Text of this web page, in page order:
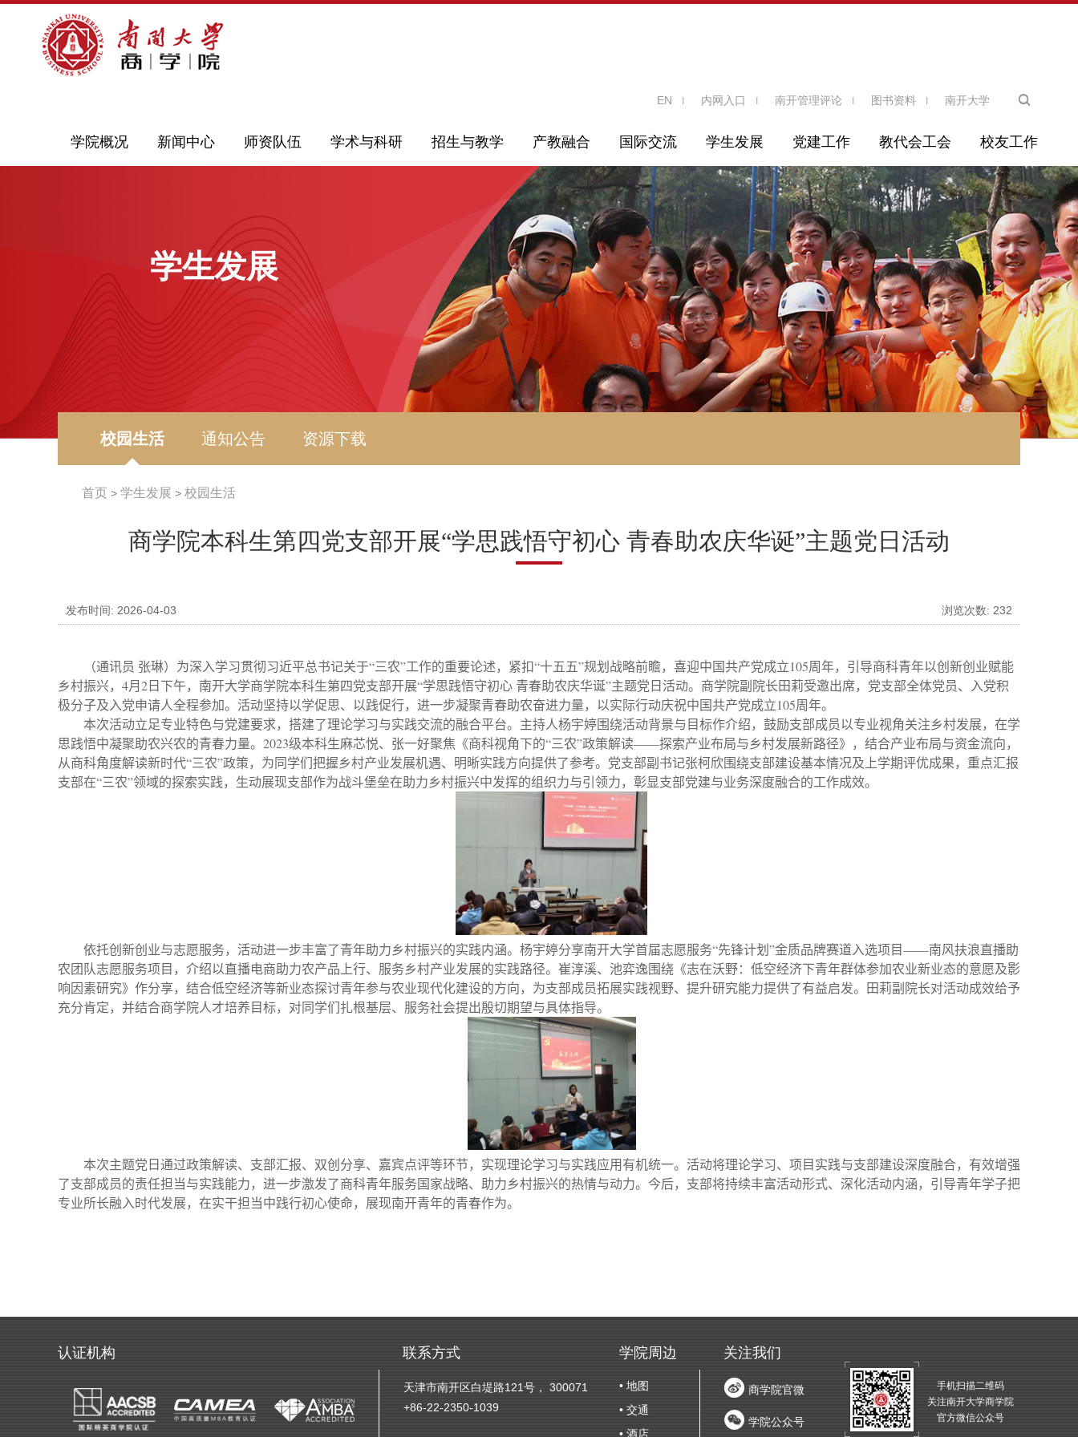
EN 内网入口 南开管理评论 图书资料 南开大学
学院概况 新闻中心 师资队伍 学术与科研 招生与教学 产教融合 国际交流 学生发展 党建工作 教代会工会 校友工作
学生发展
校园生活 通知公告 资源下载
首页 学生发展 校园生活
商学院本科生第四党支部开展“学思践悟守初心 青春助农庆华诞”主题党日活动
发布时间: 2026-04-03 浏览次数: 232
（通讯员 张琳）为深入学习贯彻习近平总书记关于“三农”工作的重要论述，紧扣“十五五”规划战略前瞻，喜迎中国共产党成立105周年，引导商科青年以创新创业赋能
乡村振兴， 4月2日下午，南开大学商学院本科生第四党支部开展“学思践悟守初心 青春助农庆华诞”主题党日活动。商学院副院长田莉受邀出席，党支部全体党员、入党积
极分子及入党申请人全程参加。活动坚持以学促思、以践促行，进一步凝聚青春助农奋进力量，以实际行动庆祝中国共产党成立105周年。
本次活动立足专业特色与党建要求，搭建了理论学习与实践交流的融合平台。主持人杨宇婷围绕活动背景与目标作介绍，鼓励支部成员以专业视角关注乡村发展，在学
思践悟中凝聚助农兴农的青春力量。 2023级本科生麻芯悦、张一好聚焦《商科视角下的“三农”政策解读——探索产业布局与乡村发展新路径》，结合产业布局与资金流向，
从商科角度解读新时代“三农”政策，为同学们把握乡村产业发展机遇、明晰实践方向提供了参考。党支部副书记张柯欣围绕支部建设基本情况及上学期评优成果，重点汇报
支部在“三农”领域的探索实践，生动展现支部作为战斗堡垒在助力乡村振兴中发挥的组织力与引领力，彰显支部党建与业务深度融合的工作成效。
依托创新创业与志愿服务，活动进一步丰富了青年助力乡村振兴的实践内涵。杨宇婷分享南开大学首届志愿服务“先锋计划”金质品牌赛道入选项目——南风扶浪直播助
农团队志愿服务项目，介绍以直播电商助力农产品上行、服务乡村产业发展的实践路径。崔淳溪、池弈逸围绕《志在沃野：低空经济下青年群体参加农业新业态的意愿及影
响因素研究》作分享，结合低空经济等新业态探讨青年参与农业现代化建设的方向，为支部成员拓展实践视野、提升研究能力提供了有益启发。田莉副院长对活动成效给予
充分肯定，并结合商学院人才培养目标，对同学们扎根基层、服务社会提出殷切期望与具体指导。
本次主题党日通过政策解读、支部汇报、双创分享、嘉宾点评等环节，实现理论学习与实践应用有机统一。活动将理论学习、项目实践与支部建设深度融合，有效增强
了支部成员的责任担当与实践能力，进一步激发了商科青年服务国家战略、助力乡村振兴的热情与动力。今后，支部将持续丰富活动形式、深化活动内涵，引导青年学子把
专业所长融入时代发展，在实干担当中践行初心使命，展现南开青年的青春作为。
认证机构 联系方式
天津市南开区白堤路121号， 300071
+86-22-2350-1039
学院周边
• 地图
• 交通
• 酒店
关注我们
商学院官微
学院公众号
手机扫描二维码
关注南开大学商学院
官方微信公众号